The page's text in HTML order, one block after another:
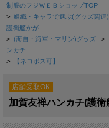
制服のフジＷＥＢショップTOP
> 組織・キャラで選ぶ(グッズ関連)
護衛艦かが
> (海自・海軍・マリン)グッズ >
ンカチ
> 【ネコポス可】
店舗受取OK
加賀友禅ハンカチ(護